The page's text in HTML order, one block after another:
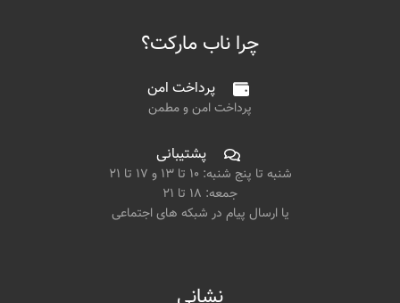
چرا ناب مارکت؟
پرداخت امن
پرداخت امن و مطمن
پشتیبانی
شنبه تا پنج شنبه: ۱۰ تا ۱۳ و ۱۷ تا ۲۱
جمعه: ۱۸ تا ۲۱
یا ارسال پیام در شبکه های اجتماعی